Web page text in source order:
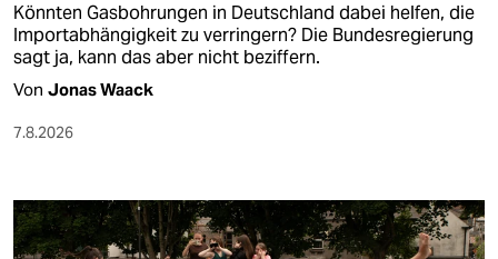
Könnten Gasbohrungen in Deutschland dabei helfen, die
Importabhängigkeit zu verringern? Die Bundesregierung
sagt ja, kann das aber nicht beziffern.
Von Jonas Waack
7.8.2026